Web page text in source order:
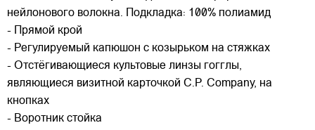
нейлонового волокна. Подкладка: 100% полиамид
- Прямой крой
- Регулируемый капюшон с козырьком на стяжках
- Отстёгивающиеся культовые линзы гогглы,
являющиеся визитной карточкой C.P. Company, на
кнопках
- Воротник стойка